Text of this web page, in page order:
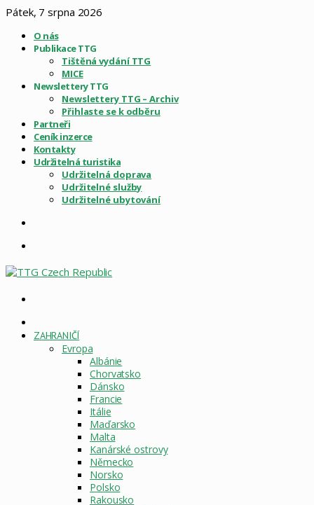
Pátek, 7 srpna 2026
O nás
Publikace TTG
Tištěná vydání TTG
MICE
Newslettery TTG
Newslettery TTG – Archiv
Přihlaste se k odběru
Partneři
Ceník inzerce
Kontakty
Udržitelná turistika
Udržitelná doprava
Udržitelné služby
Udržitelné ubytování
STRÁNKA
ZAHRANIČÍ
Evropa
Albánie
Chorvatsko
Dánsko
Francie
Itálie
Maďarsko
Malta
Kanárské ostrovy
Německo
Norsko
Polsko
Rakousko